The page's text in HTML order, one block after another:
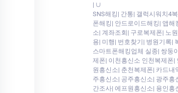
| ∪
SNS해킹| 간통| 갤럭시워치4
폰해킹| 안드로이드해킹| 앱
소| 계좌조회| 구로복제폰| 노
용| 미행| 번호찾기| 병원기록|
스마트폰해킹업체 실종| 쌍둥
제폰| 이천흥신소 인천복제폰|
원흥신소| 춘천복제폰| 카드
주흥신소| 공주흥신소| 광주
간조사| 에프원흥신소| 용인